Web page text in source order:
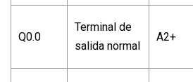
Q0.0
Terminal de
salida normal
A2+